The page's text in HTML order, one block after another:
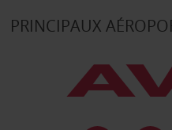
PRINCIPAUX